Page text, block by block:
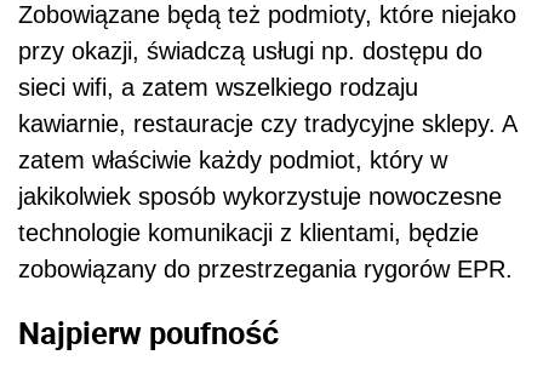
Zobowiązane będą też podmioty, które niejako
przy okazji, świadczą usługi np. dostępu do
sieci wifi, a zatem wszelkiego rodzaju
kawiarnie, restauracje czy tradycyjne sklepy. A
zatem właściwie każdy podmiot, który w
jakikolwiek sposób wykorzystuje nowoczesne
technologie komunikacji z klientami, będzie
zobowiązany do przestrzegania rygorów EPR.
Najpierw poufność